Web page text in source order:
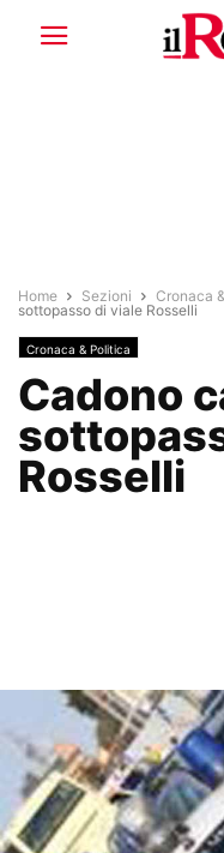
Home Sezioni Cronaca
sottopasso di viale Rosselli
Cronaca & Politica
Cadono
Rosselli